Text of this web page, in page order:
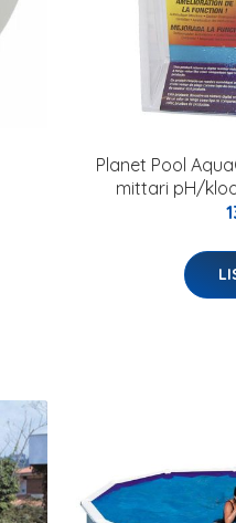
Planet Pool
mittari pH/